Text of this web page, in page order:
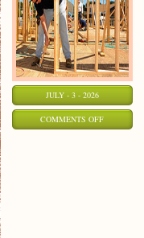
JULY - 3 - 2026
COMMENTS OFFON